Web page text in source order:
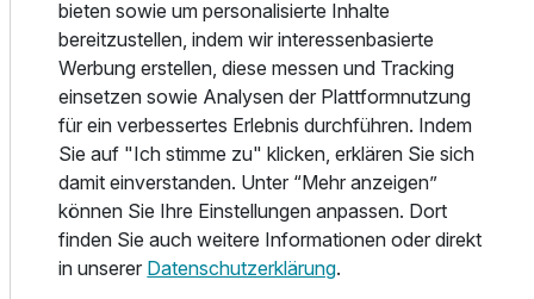
Ausstattung
Für 4 Tage
auch außerhalb der Saison dort spielen können, denn von
April bis Mitte Juni und von Mitte September bis Oktober ist
das Wasser auf 28 Grad beheizt.
Auch die Umgebung macht Ihren Aufenthalt unvergesslich:
Entdecken Sie charmante toskanische Dörfer wie Bolgheri,
weltbekannt für seine Spitzenweine, oder unternehmen Sie
Ausflüge nach Pisa, Florenz und Siena – alle bequem
erreichbar. Für Naturliebhaber bieten die umliegenden
Pinienwälder und sanften Hügel ideale Möglichkeiten für
bieten sowie um personalisierte Inhalte
bereitzustellen, indem wir interessenbasierte
Werbung erstellen, diese messen und Tracking
einsetzen sowie Analysen der Plattformnutzung
für ein verbessertes Erlebnis durchführen. Indem
Sie auf "Ich stimme zu" klicken, erklären Sie sich
damit einverstanden. Unter “Mehr anzeigen”
können Sie Ihre Einstellungen anpassen. Dort
finden Sie auch weitere Informationen oder direkt
in unserer Datenschutzerklärung.